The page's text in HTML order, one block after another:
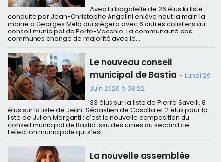
Avec la bagatelle de 26 élus la liste
conduite par Jean-Christophe Angelini enlève haut la main la
mairie à Georges Mela qui siègera avec 6 autres colistiers au
conseil municipal de Porto-Vecchio. La communauté des
communes change de majorité avec le...
Le nouveau conseil
municipal de Bastia - Lundi 29
Juin 2020 à 08:22
33 élus sur la liste de Pierre Savelli, 8
élus sur la liste de Jean-Sébastien de Casalta et 2 élus pour la
liste de Julien Morganti : c’est la nouvelle composition du
conseil municipal de Bastia issu des urnes du second de
l’élection municipale qui s’est...
La nouvelle assemblée